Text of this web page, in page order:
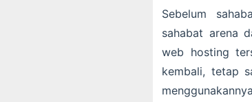
Sebelum
sahabat arena
web hosting
kembali, tetap